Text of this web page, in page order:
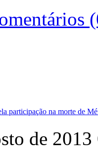
participação na morte de
de 2013